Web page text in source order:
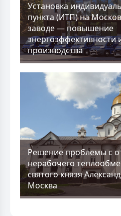
Установка
пункта (ИТП) на
заводе — повышение
энергоэффективности
производства
Решение проблемы с
нерабочего
святого князя
Москва